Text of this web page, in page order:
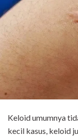
Keloid umumnya
kecil kasus, keloid